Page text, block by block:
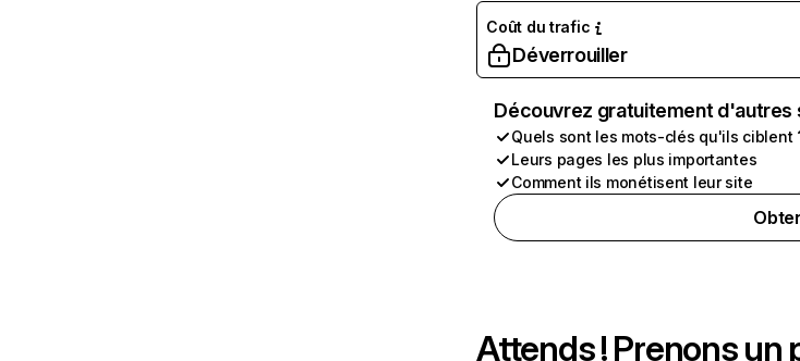
Coût du trafic
Déverrouiller
Découvrez gratuitement
Quels sont les mots-clés qu'ils ciblent
Leurs pages les plus importantes
Comment ils monétisent leur site
Attends ! Prenons un